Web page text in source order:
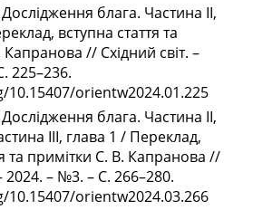
Дослідження блага. Частина ІІ,
вступна стаття та
// Східний світ. –
225–236.
orientw2024.01.225
Дослідження блага. Частина ІІ,
ІІІ, глава 1 / Переклад,
та примітки С. В. Капранова //
2024. – №3. – С. 266–280.
orientw2024.03.266